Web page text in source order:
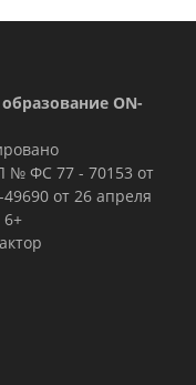
ON-
№ ФС 77 - 70153 от
от 26 апреля
6+